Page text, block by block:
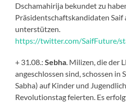
Dschamahirija bekundet zu
Präsidentschaftskandidaten Saif
unterstützen.
https://twitter.com/SaifFuture/
+ 31.08.:Sebha. Milizen, die der
angeschlossen sind, schossen in
Sabha) auf Kinder und
Revolutionstag feierten. Es